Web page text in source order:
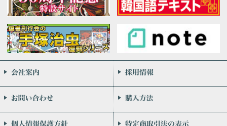
会社案内
お問い合わせ
個人情報保護方針